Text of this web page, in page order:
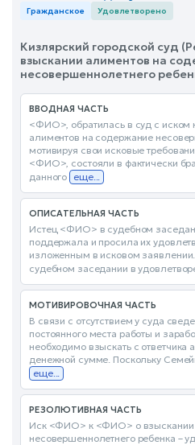
Гражданское Удовлетворено
Кизлярский городской суд
взыскании алиментов на
несовершеннолетнего
ВВОДНАЯ ЧАСТЬ
<ФИО>, обратилась в суд с
алиментов на содержание
мотивируя свои исковые
<ФИО>, состояли в фактически
данного еще...
ОПИСАТЕЛЬНАЯ ЧАСТЬ
Истец <ФИО> в судебном
поддержала и просила их
изложенным в исковом
судебном заседании в
МОТИВИРОВОЧНАЯ ЧАСТЬ
В связи с отсутствием у суда
постоянного места работы и
необходимо взыскать с ответчика
денежной сумме. Поскольку
еще...
РЕЗОЛЮТИВНАЯ ЧАСТЬ
Иск <ФИО> к <ФИО> о взыскании
несовершеннолетнего ребенка –